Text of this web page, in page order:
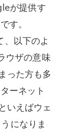
が提供す
す。
以下のよ
ウザの意味
った方も多
ーネット
いえばウェ
になりま